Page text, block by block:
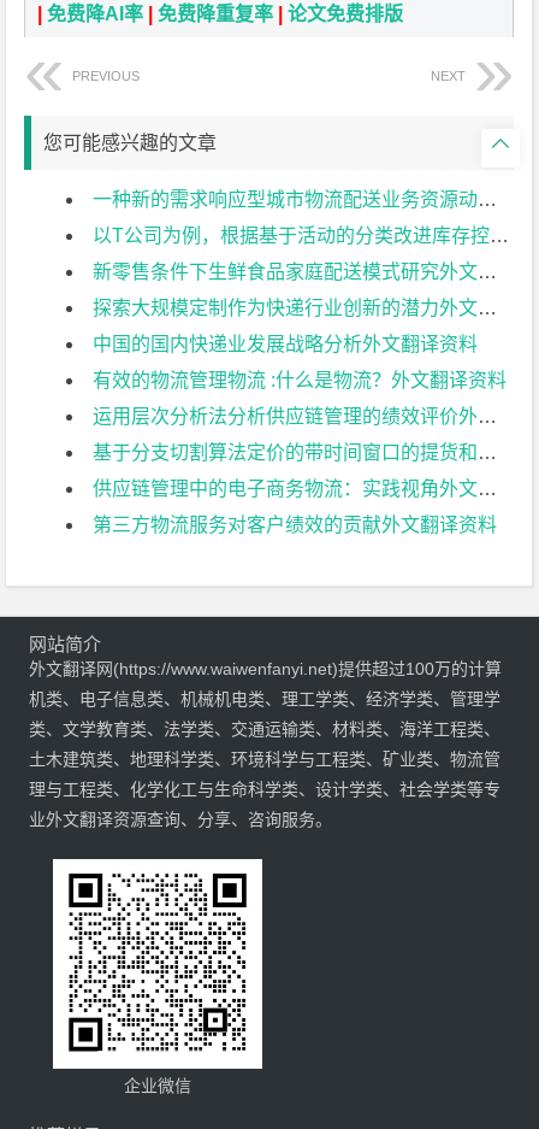
|免费降AI率 |免费降重复率 |论文免费排版
PREVIOUS NEXT
您可能感兴趣的文章
一种新的需求响应型城市物流配送业务资源动态分配模型外文翻译资料
以T公司为例，根据基于活动的分类改进库存控制和预测外文翻译资料
新零售条件下生鲜食品家庭配送模式研究外文翻译资料
探索大规模定制作为快递行业创新的潜力外文翻译资料
中国的国内快递业发展战略分析外文翻译资料
有效的物流管理物流 :什么是物流？外文翻译资料
运用层次分析法分析供应链管理的绩效评价外文翻译资料
基于分支切割算法定价的带时间窗口的提货和交货问题外文翻译资料
供应链管理中的电子商务物流：实践视角外文翻译资料
第三方物流服务对客户绩效的贡献外文翻译资料

网站简介
外文翻译网(https://www.waiwenfanyi.net)提供超过100万的计算
机类、电子信息类、机械机电类、理工学类、经济学类、管理学
类、文学教育类、法学类、交通运输类、材料类、海洋工程类、
土木建筑类、地理科学类、环境科学与工程类、矿业类、物流管
理与工程类、化学化工与生命科学类、设计学类、社会学类等专
业外文翻译资源查询、分享、咨询服务。
企业微信